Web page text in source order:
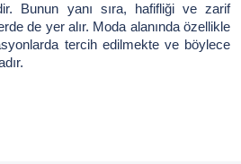
Bunun yanı sıra, hafifliği ve zarif
de yer alır. Moda alanında özellikle
tercih edilmekte ve böylece